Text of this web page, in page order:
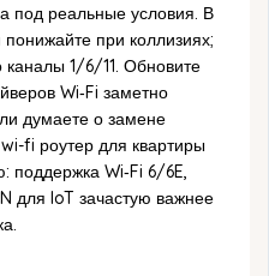
под реальные условия. В
при коллизиях;
1/6/11. Обновите
Wi‑Fi заметно
думаете о замене
fi роутер для квартиры
поддержка Wi‑Fi 6/6E,
для IoT зачастую важнее